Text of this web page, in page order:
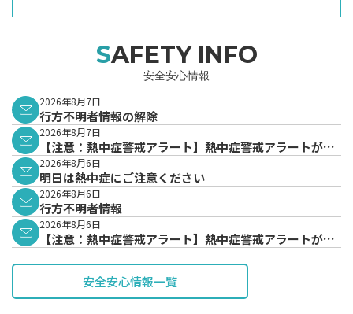
SAFETY INFO
安全安心情報
2026年8月7日
行方不明者情報の解除
2026年8月7日
【注意：熱中症警戒アラート】熱中症警戒アラートが発
表されています。
2026年8月6日
明日は熱中症にご注意ください
2026年8月6日
行方不明者情報
2026年8月6日
【注意：熱中症警戒アラート】熱中症警戒アラートが発
安全安心情報一覧